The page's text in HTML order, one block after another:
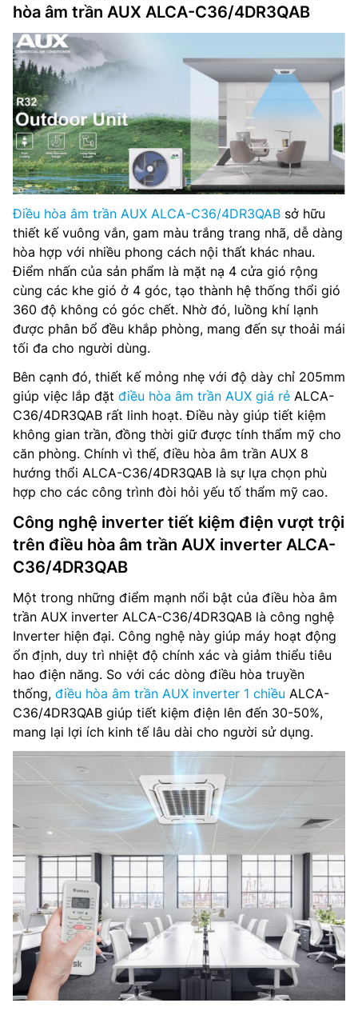
hòa âm trần AUX ALCA-C36/4DR3QAB
Điều hòa âm trần AUX ALCA-C36/4DR3QAB sở hữu
thiết kế vuông vắn, gam màu trắng trang nhã, dễ dàng
hòa hợp với nhiều phong cách nội thất khác nhau.
Điểm nhấn của sản phẩm là mặt nạ 4 cửa gió rộng
cùng các khe gió ở 4 góc, tạo thành hệ thống thổi gió
360 độ không có góc chết. Nhờ đó, luồng khí lạnh
được phân bổ đều khắp phòng, mang đến sự thoải mái
tối đa cho người dùng.
Bên cạnh đó, thiết kế mỏng nhẹ với độ dày chỉ 205mm
giúp việc lắp đặt điều hòa âm trần AUX giá rẻ ALCA-
C36/4DR3QAB rất linh hoạt. Điều này giúp tiết kiệm
không gian trần, đồng thời giữ được tính thẩm mỹ cho
căn phòng. Chính vì thế, điều hòa âm trần AUX 8
hướng thổi ALCA-C36/4DR3QAB là sự lựa chọn phù
hợp cho các công trình đòi hỏi yếu tố thẩm mỹ cao.
Công nghệ inverter tiết kiệm điện vượt trội
trên điều hòa âm trần AUX inverter ALCA-
C36/4DR3QAB
Một trong những điểm mạnh nổi bật của điều hòa âm
trần AUX inverter ALCA-C36/4DR3QAB là công nghệ
Inverter hiện đại. Công nghệ này giúp máy hoạt động
ổn định, duy trì nhiệt độ chính xác và giảm thiểu tiêu
hao điện năng. So với các dòng điều hòa truyền
thống, điều hòa âm trần AUX inverter 1 chiều ALCA-
C36/4DR3QAB giúp tiết kiệm điện lên đến 30-50%,
mang lại lợi ích kinh tế lâu dài cho người sử dụng.